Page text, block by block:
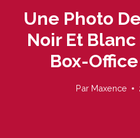
Une Photo
Noir Et
Box-
Par Maxence